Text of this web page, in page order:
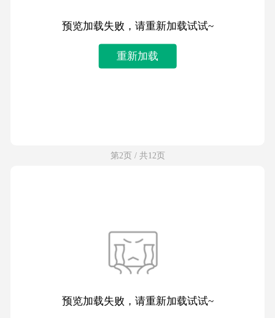
预览加载失败，请重新加载试试~
重新加载
第2页 / 共12页
预览加载失败，请重新加载试试~